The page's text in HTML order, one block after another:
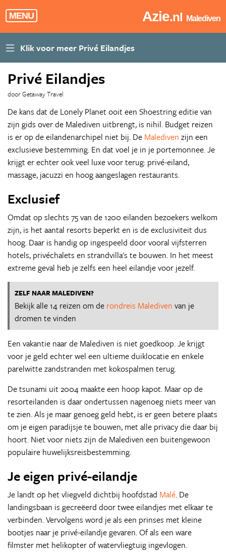
MENU Azie.nl Malediven
Privé Eilandjes
door Getaway Travel
De kans dat de Lonely Planet ooit een Shoestring editie van
zijn gids over de Malediven uitbrengt, is nihil. Budget reizen
is er op de eilandenarchipel niet bij. De Malediven zijn een
exclusieve bestemming. En dat voel je in je portemonnee. Je
krijgt er echter ook veel luxe voor terug: privé-eiland,
massage, jacuzzi en hoog aangeslagen restaurants.
Exclusief
Omdat op slechts 75 van de 1200 eilanden bezoekers welkom
zijn, is het aantal resorts beperkt en is de exclusiviteit dus
hoog. Daar is handig op ingespeeld door vooral vijfsterren
hotels, privéchalets en strandvilla's te bouwen. In het meest
extreme geval heb je zelfs een heel eilandje voor jezelf.
ZELF NAAR MALEDIVEN?
Bekijk alle 14 reizen om de rondreis Malediven van je
dromen te vinden
Een vakantie naar de Malediven is niet goedkoop. Je krijgt
voor je geld echter wel een ultieme duiklocatie en enkele
parelwitte zandstranden met kokospalmen terug.
De tsunami uit 2004 maakte een hoop kapot. Maar op de
resorteilanden is daar ondertussen nagenoeg niets meer van
te zien. Als je maar genoeg geld hebt, is er geen betere plaats
om je eigen paradijsje te bouwen, met alle privacy die daar bij
hoort. Niet voor niets zijn de Malediven een buitengewoon
populaire huwelijksreisbestemming.
Je eigen privé-eilandje
Je landt op het vliegveld dichtbij hoofdstad Malé. De
landingsbaan is gecreëerd door twee eilandjes met elkaar te
verbinden. Vervolgens word je als een prinses met kleine
bootjes naar je privé-eilandje gevaren. Of als een ware
filmster met helikopter of watervliegtuig ingevlogen.